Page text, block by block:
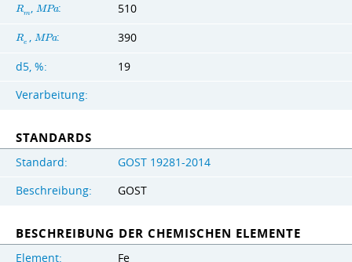
Rm , MPa: 510
Re , MPa: 390
d5, %:
19
Verarbeitung:
STANDARDS
Standard:
GOST 19281-2014
Beschreibung:
GOST
BESCHREIBUNG DER CHEMISCHEN ELEMENTE
Element:
Fe